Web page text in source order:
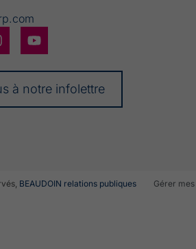
à notre infolettre
BEAUDOIN relations publiques Gérer